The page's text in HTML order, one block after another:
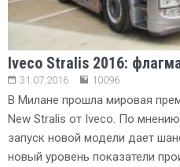
Iveco Stralis 2016:
31.07.2016 10096
В Милане прошла мировая
New Stralis от Iveco. По
запуск новой модели дает
новый уровень показатели